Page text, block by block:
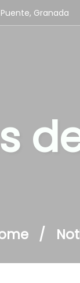
Granada